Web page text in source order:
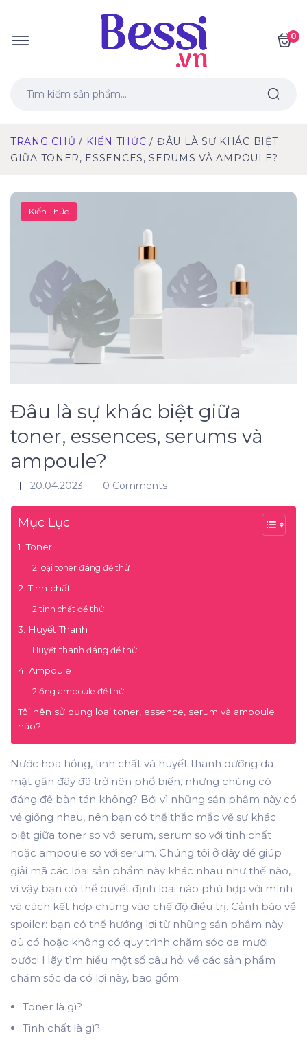
0
TRANG CHỦ KIẾN THỨC
ĐÂU LÀ SỰ KHÁC BIỆT
GIỮA TONER, ESSENCES, SERUMS VÀ AMPOULE?
Kiến Thức
Đâu là sự khác biệt giữa
toner, essences, serums và
ampoule?
20.04.2023 0 Comments
Mục Lục
1. Toner
2 loại toner đáng để thử
2. Tinh chất
2 tinh chất để thử
3. Huyết Thanh
Huyết thanh đáng để thử
4. Ampoule
2 ống ampoule để thử
Tôi nên sử dụng loại toner, essence, serum và ampoule
nào?
Nước hoa hồng, tinh chất và huyết thanh dưỡng da
mặt gần đây đã trở nên phổ biến, nhưng chúng có
đáng để bàn tán không? Bởi vì những sản phẩm này có
vẻ giống nhau, nên bạn có thể thắc mắc về sự khác
biệt giữa toner so với serum, serum so với tinh chất
hoặc ampoule so với serum. Chúng tôi ở đây để giúp
giải mã các loại sản phẩm này khác nhau như thế nào,
vì vậy bạn có thể quyết định loại nào phù hợp với mình
và cách kết hợp chúng vào chế độ điều trị. Cảnh báo về
spoiler: bạn có thể hưởng lợi từ những sản phẩm này
dù có hoặc không có quy trình chăm sóc da mười
bước! Hãy tìm hiểu một số câu hỏi về các sản phẩm
chăm sóc da có lợi này, bao gồm:
Toner là gì?
Tinh chất là gì?